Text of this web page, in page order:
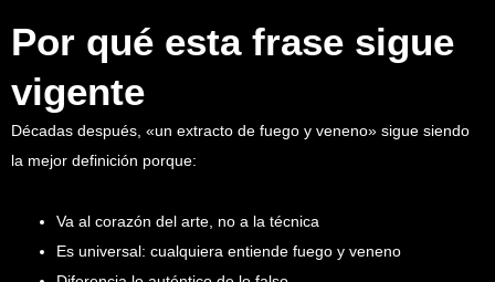
Por qué esta frase sigue
vigente
Décadas después, «un extracto de fuego y veneno» sigue siendo
la mejor definición porque:
Va al corazón del arte, no a la técnica
Es universal: cualquiera entiende fuego y veneno